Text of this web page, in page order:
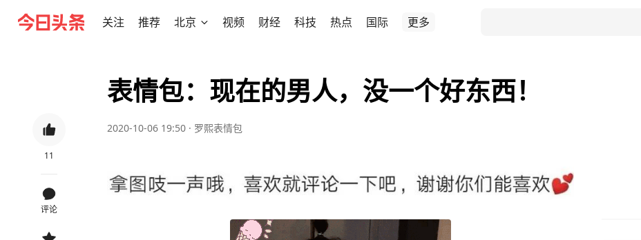
关注 推荐 北京 视频 财经 科技 热点 国际 更多
11
评论
表情包：现在的男人，没一个好东西！
2020-10-06 19:50 · 罗熙表情包